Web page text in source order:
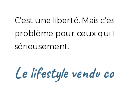
C’est une liberté. Mais
problème pour ceux qui
sérieusement.
Le lifestyle vendu